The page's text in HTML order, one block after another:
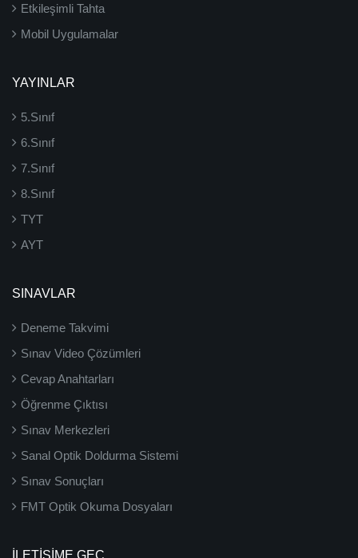
Etkileşimli Tahta
Mobil Uygulamalar
YAYINLAR
5.Sınıf
6.Sınıf
7.Sınıf
8.Sınıf
TYT
AYT
SINAVLAR
Deneme Takvimi
Sınav Video Çözümleri
Cevap Anahtarları
Öğrenme Çıktısı
Sınav Merkezleri
Sanal Optik Doldurma Sistemi
Sınav Sonuçları
FMT Optik Okuma Dosyaları
İLETIŞIME GEÇ